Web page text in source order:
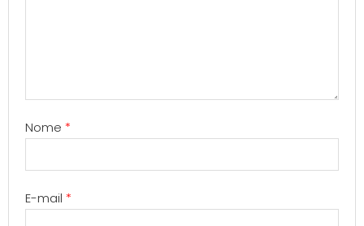
Nome *
E-mail *